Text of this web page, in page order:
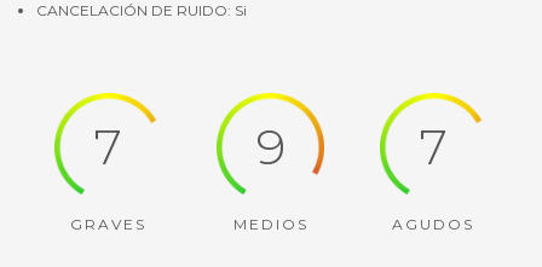
CANCELACIÓN DE RUIDO: Si
7
GRAVES
9
MEDIOS
7
AGUDOS